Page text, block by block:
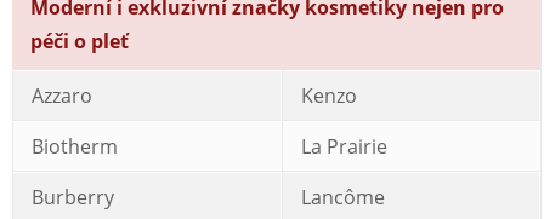
Moderní i exkluzivní značky kosmetiky nejen pro
péči o pleť
Azzaro
Kenzo
Biotherm
La Prairie
Burberry
Lancôme